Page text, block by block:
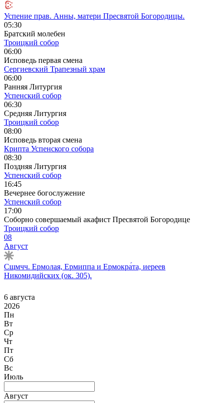
Успение прав. Анны, матери Пресвятой Богородицы.
05:30
Братский молебен
Троицкий собор
06:00
Исповедь первая смена
Сергиевский Трапезный храм
06:00
Ранняя Литургия
Успенский собор
06:30
Средняя Литургия
Троицкий собор
08:00
Исповедь вторая смена
Крипта Успенского собора
08:30
Поздняя Литургия
Успенский собор
16:45
Вечернее богослужение
Успенский собор
17:00
Соборно совершаемый акафист Пресвятой Богородице
Троицкий собор
08
Август
Сщмчч. Ермолая, Ермиппа и Ермокра́та, иереев
Никомидийских (ок. 305).
6 августа
2026
Пн
Вт
Ср
Чт
Пт
Сб
Вс
Июль
Август